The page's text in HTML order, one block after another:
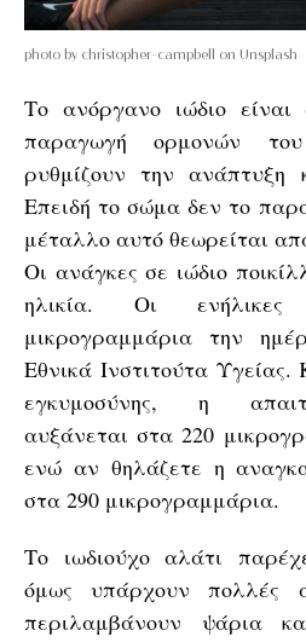
photo by christopher-campbell on Unsplash
Το ανόργανο ιώδιο είναι
παραγωγή ορμονών
ρυθμίζουν την ανάπτυξη
Επειδή το σώμα δεν το
μέταλλο αυτό θεωρείται
Οι ανάγκες σε ιώδιο
ηλικία. Οι ενήλικες
μικρογραμμάρια την
Εθνικά Ινστιτούτα
εγκυμοσύνης, η
αυξάνεται στα 220
ενώ αν θηλάζετε η
στα 290 μικρογραμμάρια.
Το ιωδιούχο αλάτι
όμως υπάρχουν πολλές
περιλαμβάνουν ψάρια